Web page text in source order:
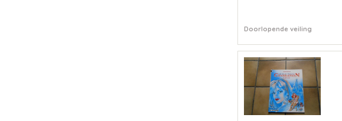
Doorlopende veiling